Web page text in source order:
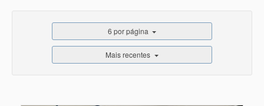
6 por página
Mais recentes